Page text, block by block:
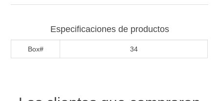
Especificaciones de productos
Box# 34